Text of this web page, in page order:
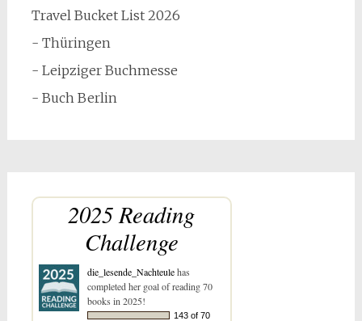
Travel Bucket List 2026
- Thüringen
- Leipziger Buchmesse
- Buch Berlin
2025 Reading
Challenge
die_lesende_Nachteulehas
completed her goal of reading 70
books in 2025!
143 of 70